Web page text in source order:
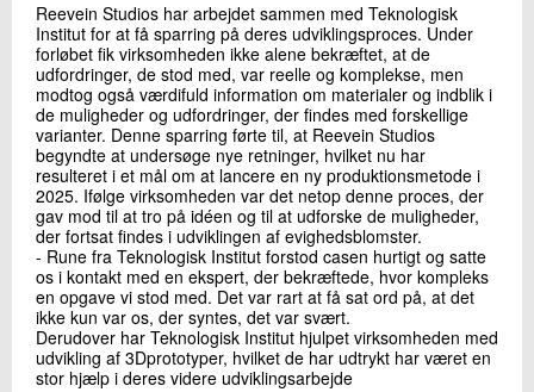
Reevein Studios har arbejdet sammen med Teknologisk
Institut for at få sparring på deres udviklingsproces. Under
forløbet fik virksomheden ikke alene bekræftet, at de
udfordringer, de stod med, var reelle og komplekse, men
modtog også værdifuld information om materialer og indblik i
de muligheder og udfordringer, der findes med forskellige
varianter. Denne sparring førte til, at Reevein Studios
begyndte at undersøge nye retninger, hvilket nu har
resulteret i et mål om at lancere en ny produktionsmetode i
2025. Ifølge virksomheden var det netop denne proces, der
gav mod til at tro på idéen og til at udforske de muligheder,
der fortsat findes i udviklingen af evighedsblomster.
- Rune fra Teknologisk Institut forstod casen hurtigt og satte
os i kontakt med en ekspert, der bekræftede, hvor kompleks
en opgave vi stod med. Det var rart at få sat ord på, at det
ikke kun var os, der syntes, det var svært.
Derudover har Teknologisk Institut hjulpet virksomheden med
udvikling af 3Dprototyper, hvilket de har udtrykt har været en
stor hjælp i deres videre udviklingsarbejde